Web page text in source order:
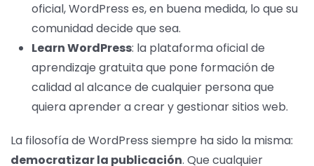
oficial, WordPress es, en buena medida, lo que su
comunidad decide que sea.
Learn WordPress: la plataforma oficial de
aprendizaje gratuita que pone formación de
calidad al alcance de cualquier persona que
quiera aprender a crear y gestionar sitios web.
La filosofía de WordPress siempre ha sido la misma:
democratizar la publicación. Que cualquier